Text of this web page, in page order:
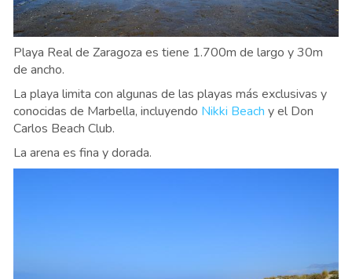
Playa Real de Zaragoza es tiene 1.700m de largo y 30m
de ancho.
La playa limita con algunas de las playas más exclusivas y
conocidas de Marbella, incluyendo Nikki Beach y el Don
Carlos Beach Club.
La arena es fina y dorada.